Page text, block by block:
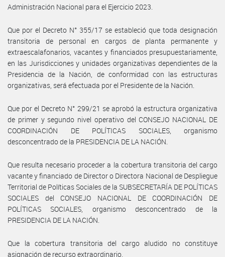
Administración Nacional para el Ejercicio 2023.
Que por el Decreto N° 355/17 se estableció que toda designación
transitoria de personal en cargos de planta permanente y
extraescalafonarios, vacantes y financiados presupuestariamente,
en las Jurisdicciones y unidades organizativas dependientes de la
Presidencia de la Nación, de conformidad con las estructuras
organizativas, será efectuada por el Presidente de la Nación.
Que por el Decreto N° 299/21 se aprobó la estructura organizativa
de primer y segundo nivel operativo del CONSEJO NACIONAL DE
COORDINACIÓN DE POLÍTICAS SOCIALES, organismo
desconcentrado de la PRESIDENCIA DE LA NACIÓN.
Que resulta necesario proceder a la cobertura transitoria del cargo
vacante y financiado de Director o Directora Nacional de Despliegue
Territorial de Políticas Sociales de la SUBSECRETARÍA DE POLÍTICAS
SOCIALES del CONSEJO NACIONAL DE COORDINACIÓN DE
POLÍTICAS SOCIALES, organismo desconcentrado de la
PRESIDENCIA DE LA NACIÓN.
Que la cobertura transitoria del cargo aludido no constituye
asignación de recurso extraordinario.